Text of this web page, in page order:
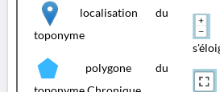
localisation du
toponyme
polygone du